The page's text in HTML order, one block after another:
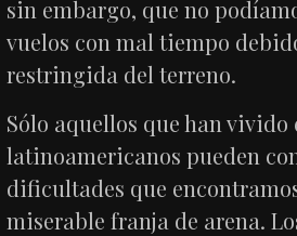
sin embargo, que no
vuelos con mal tiempo
restringida del terreno.
Sólo aquellos que han vivido
latinoamericanos pueden
dificultades que
miserable franja de arena.